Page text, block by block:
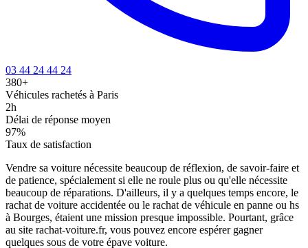
03 44 24 44 24
380+
Véhicules rachetés à Paris
2h
Délai de réponse moyen
97%
Taux de satisfaction
Vendre sa voiture nécessite beaucoup de réflexion, de savoir-faire et
de patience, spécialement si elle ne roule plus ou qu'elle nécessite
beaucoup de réparations. D'ailleurs, il y a quelques temps encore, le
rachat de voiture accidentée ou le rachat de véhicule en panne ou hs
à Bourges, étaient une mission presque impossible. Pourtant, grâce
au site rachat-voiture.fr, vous pouvez encore espérer gagner
quelques sous de votre épave voiture.